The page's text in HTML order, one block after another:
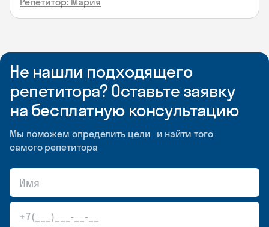
Не нашли подходящего
репетитора? Оставьте заявку
на бесплатную консультацию
Мы поможем определить цели и найти того
самого репетитора